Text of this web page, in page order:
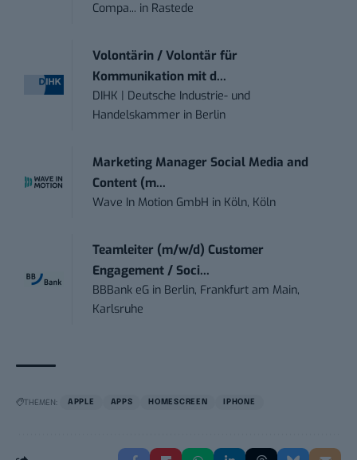
Compa... in Rastede
Volontärin / Volontär für
Kommunikation mit d...
DIHK | Deutsche Industrie- und
Handelskammer in Berlin
Marketing Manager Social Media and
Content (m...
Wave In Motion GmbH in Köln, Köln
Teamleiter (m/w/d) Customer
Engagement / Soci...
BBBank eG in Berlin, Frankfurt am Main,
Karlsruhe
THEMEN: APPLE APPS HOMESCREEN IPHONE